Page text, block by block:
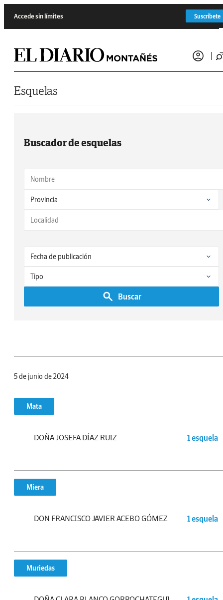
Accede sin límites Suscríbete
Esquelas
Buscador de esquelas
Buscar
5 de junio de 2024
Mata
DOÑA JOSEFA DÍAZ RUIZ 1 esquela
Miera
DON FRANCISCO JAVIER ACEBO GÓMEZ 1 esquela
Muriedas